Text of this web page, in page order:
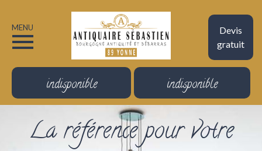
Devis
gratuit
MENU
indisponible indisponible
La référence pour votre